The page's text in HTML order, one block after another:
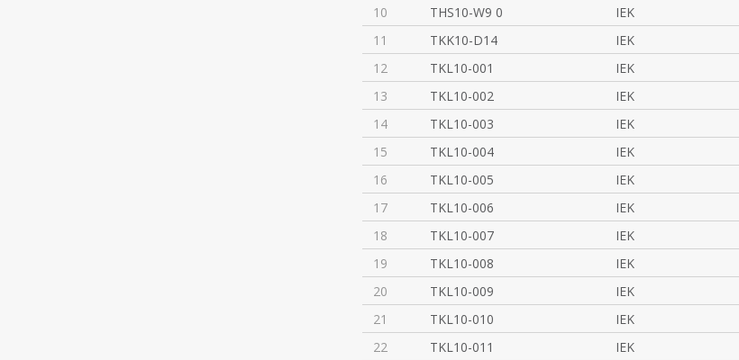
10 THS10-W9 0 IEK
11 TKK10-D14 IEK
12 TKL10-001 IEK
13 TKL10-002 IEK
14 TKL10-003 IEK
15 TKL10-004 IEK
16 TKL10-005 IEK
17 TKL10-006 IEK
18 TKL10-007 IEK
19 TKL10-008 IEK
20 TKL10-009 IEK
21 TKL10-010 IEK
22 TKL10-011 IEK